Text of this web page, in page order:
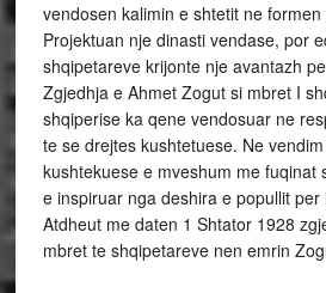
vendosen kalimin e shtetit ne
Projektuan nje dinasti vendase, por
shqipetareve krijonte nje avantazh
Zgjedhja e Ahmet Zogut si mbret I
shqiperise ka qene vendosuar ne
te se drejtes kushtetuese. Ne
kushtekuese e mveshum me fuqinat
e inspiruar nga deshira e popullit
Atdheut me daten 1 Shtator 1928
mbret te shqipetareve nen emrin